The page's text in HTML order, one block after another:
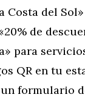
Costa del
de
para
QR en tu
formulario